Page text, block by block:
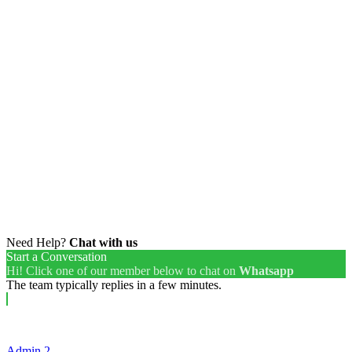
Need Help? Chat with us
Start a Conversation
Hi! Click one of our member below to chat on Whatsapp
The team typically replies in a few minutes.